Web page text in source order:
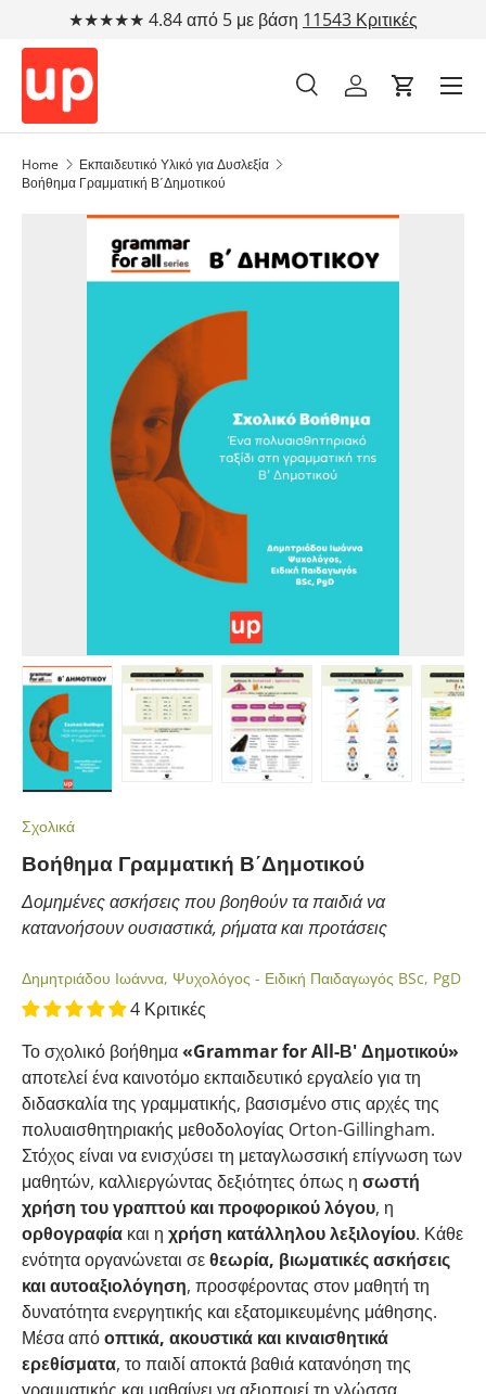
★★★★★ 4.84 από 5 με βάση 11543 Κριτικές
Αναζήτηση
Τύπος προϊόντος
ΑναζήτησηΛογαριασμός
Cart
Home
Εκπαιδευτικό Υλικό για Δυσλεξία
Βοήθημα Γραμματική Β΄Δημοτικού
Load image 1 in gallery view
Load image 2 in gallery view
Load image 3 in gallery view
Load image 4 in
Load
Σχολικά
Βοήθημα Γραμματική Β΄Δημοτικού
Δομημένες ασκήσεις που βοηθούν τα παιδιά να
κατανοήσουν ουσιαστικά, ρήματα και προτάσεις
Δημητριάδου Ιωάννα, Ψυχολόγος - Ειδική Παιδαγωγός BSc, PgD
4 Κριτικές
Το σχολικό βοήθημα«Grammar for All-Β' Δημοτικού»
αποτελεί ένα καινοτόμο εκπαιδευτικό εργαλείο για τη
διδασκαλία της γραμματικής, βασισμένο στις αρχές της
πολυαισθητηριακής μεθοδολογίας Orton-Gillingham.
Στόχος είναι να ενισχύσει τη μεταγλωσσική επίγνωση των
μαθητών, καλλιεργώντας δεξιότητες όπως η σωστή
χρήση του γραπτού και προφορικού λόγου, η
ορθογραφία και η χρήση κατάλληλου λεξιλογίου. Κάθε
ενότητα οργανώνεται σεθεωρία, βιωματικές ασκήσεις
και αυτοαξιολόγηση, προσφέροντας στον μαθητή τη
δυνατότητα ενεργητικής και εξατομικευμένης μάθησης.
Μέσα απόοπτικά, ακουστικά και κιναισθητικά
ερεθίσματα, το παιδί αποκτά βαθιά κατανόηση της